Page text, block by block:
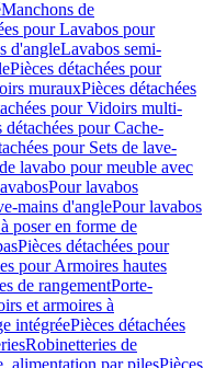
Manchons de
pour Lavabos pour
d'angleLavabos semi-
Pièces détachées pour
murauxPièces détachées
pour Vidoirs multi-
détachées pour Cache-
pour Sets de lave-
lavabo pour meuble avec
Pour lavabos
mains d'anglePour lavabos
poser en forme de
Pièces détachées pour
pour Armoires hautes
de rangementPorte-
et armoires à
intégréePièces détachées
Robinetteries de
alimentation par pilesPièces